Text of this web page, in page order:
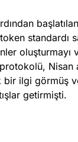
standardı
oluşturmayı
protokolü, Nisan
bir ilgi görmüş
getirmişti.